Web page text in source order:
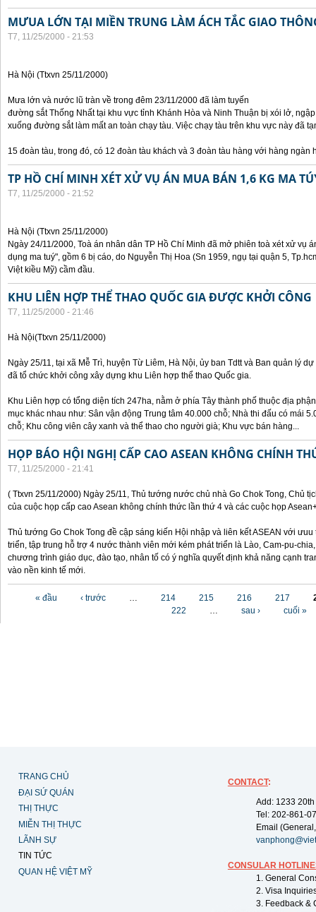
MƯUA LỚN TẠI MIỀN TRUNG LÀM ÁCH TẮC GIAO
T7, 11/25/2000 - 21:53
Hà Nội (Ttxvn 25/11/2000)
Mưa lớn và nước lũ tràn về trong đêm 23/11/2000 đã làm tuyến
đường sắt Thống Nhất tại khu vực tỉnh Khánh Hòa và Ninh Thuận bị xói lở,
xuống đường sắt làm mất an toàn chạy tàu. Việc chạy tàu trên khu vực này đã
15 đoàn tàu, trong đó, có 12 đoàn tàu khách và 3 đoàn tàu hàng với hàng
TP HỒ CHÍ MINH XÉT XỬ VỤ ÁN MUA BÁN 1,6 KG MA
T7, 11/25/2000 - 21:52
Hà Nội (Ttxvn 25/11/2000)
Ngày 24/11/2000, Toà án nhân dân TP Hồ Chí Minh đã mở phiên toà xét xử vụ
dụng ma tuý", gồm 6 bị cáo, do Nguyễn Thị Hoa (Sn 1959, ngụ tại quận 5,
Việt kiều Mỹ) cầm đầu.
KHU LIÊN HỢP THỂ THAO QUỐC GIA ĐƯỢC KHỞI CÔNG
T7, 11/25/2000 - 21:46
Hà Nội(Ttxvn 25/11/2000)
Ngày 25/11, tại xã Mễ Trì, huyện Từ Liêm, Hà Nội, ủy ban Tdtt và Ban quản lý
đã tổ chức khởi công xây dựng khu Liên hợp thể thao Quốc gia.
Khu Liên hợp có tổng diện tích 247ha, nằm ở phía Tây thành phố thuộc địa
mục khác nhau như: Sân vận động Trung tâm 40.000 chỗ; Nhà thi đấu có mái
chỗ; Khu công viên cây xanh và thể thao cho người già; Khu vực bán hàng...
HỌP BÁO HỘI NGHỊ CẤP CAO ASEAN KHÔNG CHÍNH
T7, 11/25/2000 - 21:41
( Ttxvn 25/11/2000) Ngày 25/11, Thủ tướng nước chủ nhà Go Chok Tong, Chủ
của cuộc họp cấp cao Asean không chính thức lần thứ 4 và các cuộc họp
Thủ tướng Go Chok Tong đề cập sáng kiến Hội nhập và liên kết ASEAN với
triển, tập trung hỗ trợ 4 nước thành viên mới kém phát triển là Lào, Cam-pu-
chương trình giáo dục, đào tạo, nhân tố có ý nghĩa quyết định khả năng cạnh
vào nền kinh tế mới.
« đầu ‹ trước … 214 215 216 217
222
… sau › cuối »
TRANG CHỦ
ĐẠI SỨ QUÁN
THỊ THỰC
MIỄN THỊ THỰC
LÃNH SỰ
TIN TỨC
QUAN HỆ VIỆT MỸ
CONTACT:
Add: 1233
Tel: 202-861-
Email
CONSULAR
1. General
2. Visa
3. Feedback &